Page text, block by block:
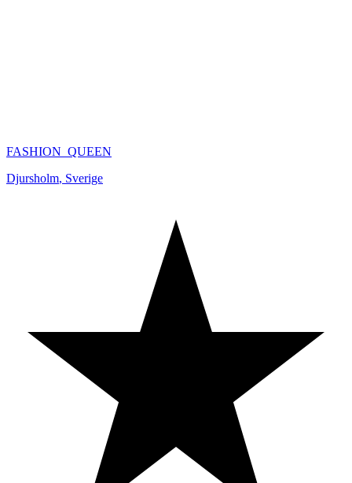
FASHION_QUEEN
Djursholm, Sverige